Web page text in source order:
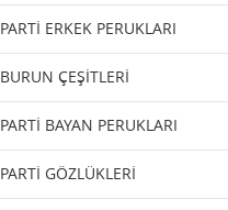
PARTİ ERKEK PERUKLARI
BURUN ÇEŞİTLERİ
PARTİ BAYAN PERUKLARI
PARTİ GÖZLÜKLERİ